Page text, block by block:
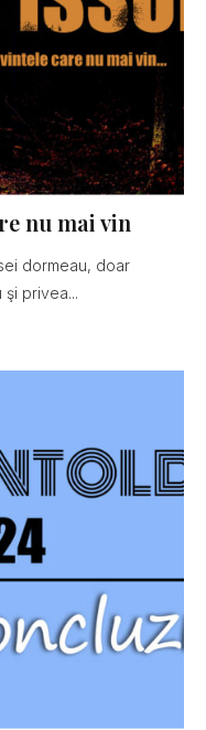
nu mai vin
dormeau, doar
privea...